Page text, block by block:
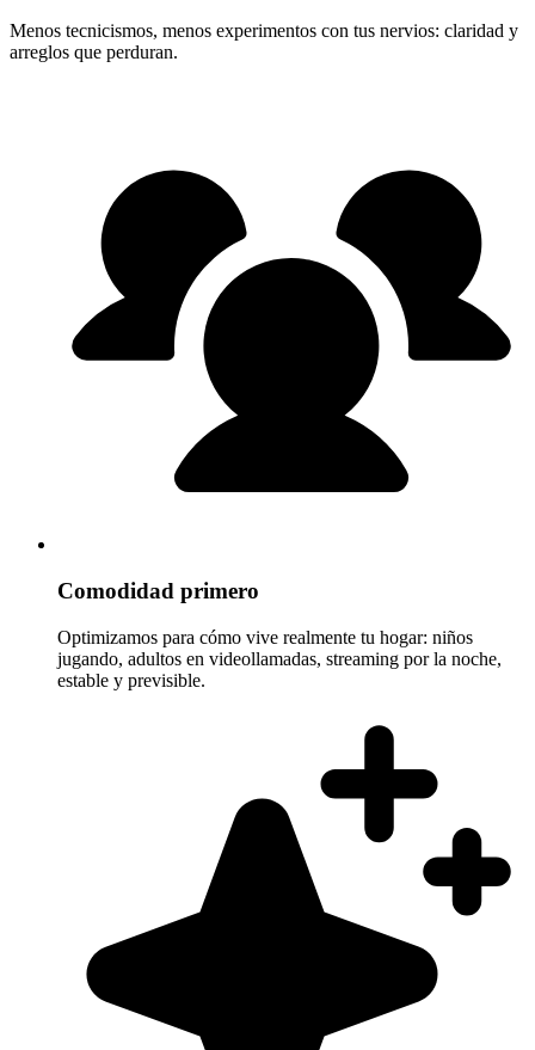
Menos tecnicismos, menos experimentos con tus nervios: claridad y
arreglos que perduran.
Comodidad primero
Optimizamos para cómo vive realmente tu hogar: niños
jugando, adultos en videollamadas, streaming por la noche,
estable y previsible.